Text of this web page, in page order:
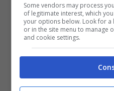
Some vendors may process
of legitimate interest, which
your options below. Look for
or in the site menu to manage
and cookie settings.